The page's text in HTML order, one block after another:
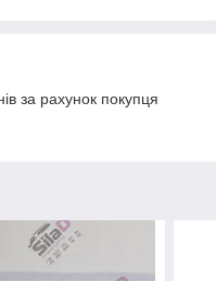
за рахунок покупця